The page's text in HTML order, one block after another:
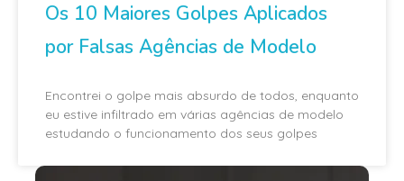
Os 10 Maiores Golpes Aplicados
por Falsas Agências de Modelo
Encontrei o golpe mais absurdo de todos, enquanto
eu estive infiltrado em várias agências de modelo
estudando o funcionamento dos seus golpes